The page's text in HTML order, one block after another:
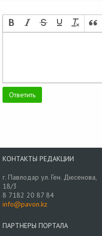
КОНТАКТЫ РЕДАКЦИИ
г. Павлодар ул. Ген. Дюсенова,
18/3
8 7182 20 87 84
info@pavon.kz
ПАРТНЕРЫ ПОРТАЛА